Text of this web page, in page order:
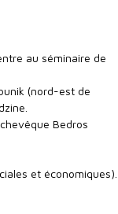
au séminaire de
(nord-est de
Bedros
et économiques).